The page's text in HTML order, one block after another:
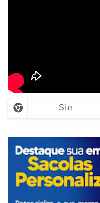
Site